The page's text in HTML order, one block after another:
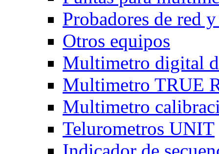
Probadores de red
Otros equipos
Multimetro digital
Multimetro TRUE
Multimetro
Telurometros UNIT